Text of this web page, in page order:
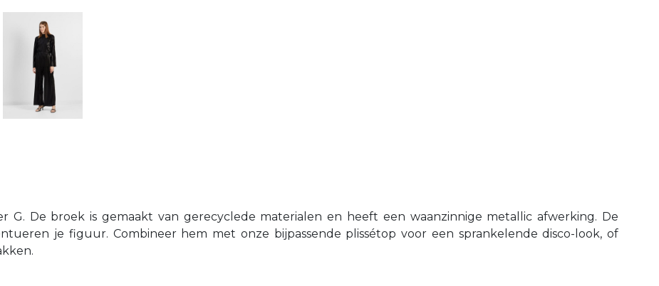
G. De broek is gemaakt van gerecyclede materialen en heeft een waanzinnige metallic afwerking. De
je figuur. Combineer hem met onze bijpassende plissétop voor een sprankelende disco-look, of